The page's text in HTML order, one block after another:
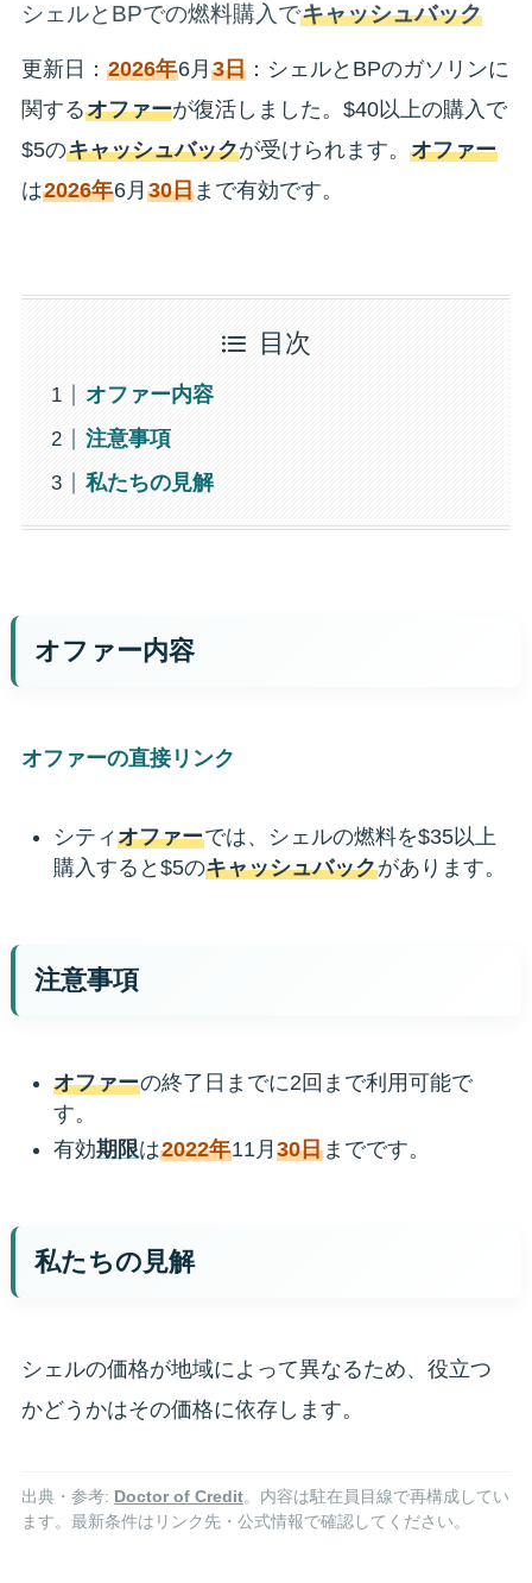
シェルとBPでの燃料購入でキャッシュバック
更新日： 2026年6月 3日 ：シェルとBPのガソリンに
関するオファーが復活しました。$40以上の購入で
$5のキャッシュバックが受けられます。オファー
は2026年6月 30日 まで有効です。
目次
オファー内容
注意事項
私たちの見解
オファー内容
オファーの直接リンク
シティオファーでは、シェルの燃料を$35以上
購入すると$5のキャッシュバックがあります。
注意事項
オファーの終了日までに2回まで利用可能で
す。
有効期限は2022年11月 30日までです。
私たちの見解
シェルの価格が地域によって異なるため、役立つ
かどうかはその価格に依存します。
出典・参考: Doctor of Credit。内容は駐在員目線で再構成してい
ます。最新条件はリンク先・公式情報で確認してください。